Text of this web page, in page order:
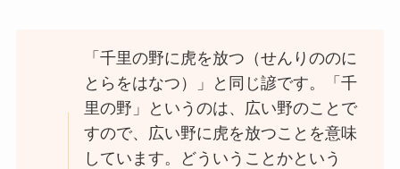
「千里の野に虎を放つ（せんりののに
とらをはなつ）」と同じ諺です。「千
里の野」というのは、広い野のことで
すので、広い野に虎を放つことを意味
しています。どういうことかという